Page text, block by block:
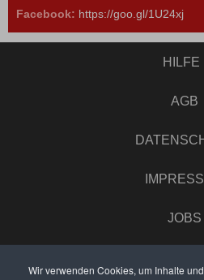
Wir verwenden Cookies, um Inhalte
Facebook: https://goo.gl/1U24xj
HILFE
AGB
JOBS